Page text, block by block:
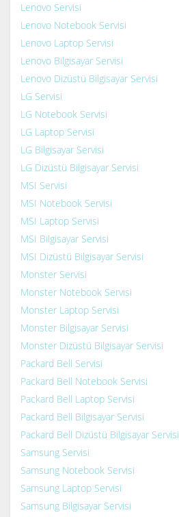
Lenovo Servisi
Lenovo Notebook Servisi
Lenovo Laptop Servisi
Lenovo Bilgisayar Servisi
Lenovo Dizüstü Bilgisayar Servisi
LG Servisi
LG Notebook Servisi
LG Laptop Servisi
LG Bilgisayar Servisi
LG Dizüstü Bilgisayar Servisi
MSI Servisi
MSI Notebook Servisi
MSI Laptop Servisi
MSI Bilgisayar Servisi
MSI Dizüstü Bilgisayar Servisi
Monster Servisi
Monster Notebook Servisi
Monster Laptop Servisi
Monster Bilgisayar Servisi
Monster Dizüstü Bilgisayar Servisi
Packard Bell Servisi
Packard Bell Notebook Servisi
Packard Bell Laptop Servisi
Packard Bell Bilgisayar Servisi
Packard Bell Dizüstü Bilgisayar Servisi
Samsung Servisi
Samsung Notebook Servisi
Samsung Laptop Servisi
Samsung Bilgisayar Servisi